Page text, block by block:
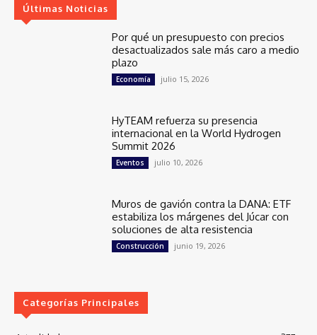
Últimas Noticias
Por qué un presupuesto con precios
desactualizados sale más caro a medio
plazo
Economía julio 15, 2026
HyTEAM refuerza su presencia
internacional en la World Hydrogen
Summit 2026
Eventos julio 10, 2026
Muros de gavión contra la DANA: ETF
estabiliza los márgenes del Júcar con
soluciones de alta resistencia
Construcción junio 19, 2026
Categorías Principales